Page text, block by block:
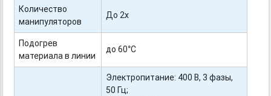
Количество
манипуляторов
До 2х
Подогрев
материала в линии
до 60°С
Электропитание: 400 В, 3 фазы,
50 Гц;